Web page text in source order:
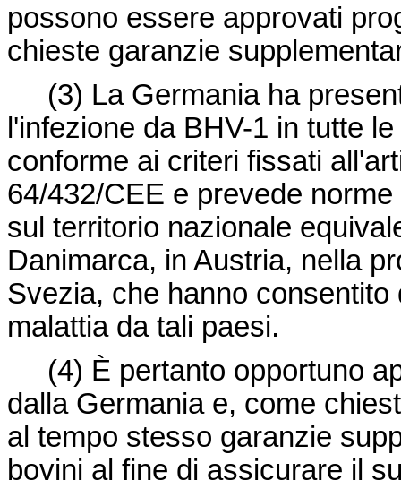
possono essere approvati
chieste garanzie
(3) La Germania ha
l'infezione da BHV-1 in tutte
conforme ai criteri fissati
64/432/CEE e prevede
sul territorio nazionale
Danimarca, in Austria, nella
Svezia, che hanno
malattia da tali paesi.
(4) È pertanto opportuno
dalla Germania e, come
al tempo stesso garanzie
bovini al fine di assicurare il